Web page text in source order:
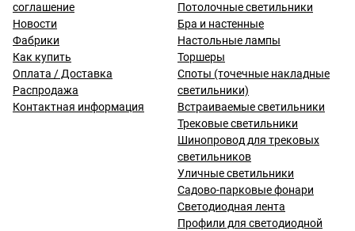
соглашение
Новости
Фабрики
Как купить
Оплата / Доставка
Распродажа
Контактная информация
Потолочные светильники
Бра и настенные
Настольные лампы
Торшеры
Споты (точечные накладные
светильники)
Встраиваемые светильники
Трековые светильники
Шинопровод для трековых
светильников
Уличные светильники
Садово-парковые фонари
Светодиодная лента
Профили для светодиодной